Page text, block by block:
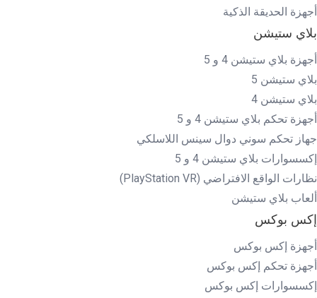
أجهزة الحديقة الذكية
بلاي ستيشن
أجهزة بلاي ستيشن 4 و 5
بلاي ستيشن 5
بلاي ستيشن 4
أجهزة تحكم بلاي ستيشن 4 و 5
جهاز تحكم سوني دوال سينس اللاسلكي
إكسسوارات بلاي ستيشن 4 و 5
نظارات الواقع الافتراضي (PlayStation VR)
ألعاب بلاي ستيشن
إكس بوكس
أجهزة إكس بوكس
أجهزة تحكم إكس بوكس
إكسسوارات إكس بوكس